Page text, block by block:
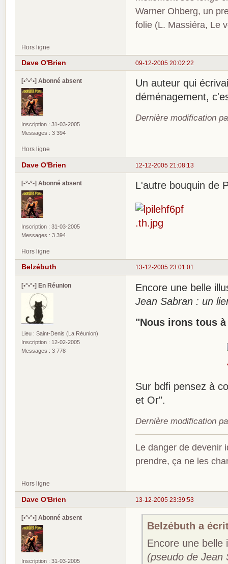
Warner Ohberg, un
folie (L. Massiéra, Le
Hors ligne
09-12-2005 20:02:22
Dave O'Brien
[•°•°•] Abonné absent
Inscription : 31-03-2005
Messages : 3 394
Un auteur qui
déménagement,
Dernière modification
Hors ligne
12-12-2005 21:08:13
Dave O'Brien
[•°•°•] Abonné absent
Inscription : 31-03-2005
Messages : 3 394
L'autre bouquin de
Hors ligne
13-12-2005 23:01:01
Belzébuth
[•°•°•] En Réunion
Lieu : Saint-Denis (La Réunion)
Inscription : 12-02-2005
Messages : 3 778
Encore une belle
Jean Sabran : un
"Nous irons tous
Sur bdfi pensez à
et Or".
Dernière modification
Le danger de devenir
prendre, ça ne les
Hors ligne
13-12-2005 23:39:53
Dave O'Brien
[•°•°•] Abonné absent
Inscription : 31-03-2005
Belzébuth a
Encore une belle
(pseudo de Jean